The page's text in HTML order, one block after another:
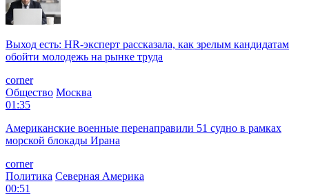
Выход есть: HR-эксперт рассказала, как зрелым кандидатам
обойти молодежь на рынке труда
corner
Общество Москва
01:35
Американские военные перенаправили 51 судно в рамках
морской блокады Ирана
corner
Политика Северная Америка
00:51